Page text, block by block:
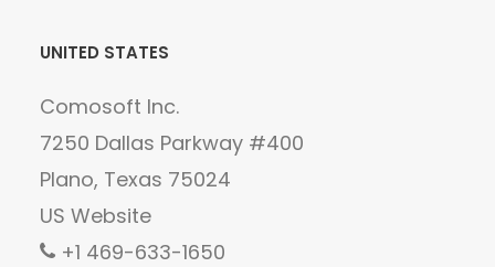
UNITED STATES
Comosoft Inc.
7250 Dallas Parkway #400
Plano, Texas 75024
US Website
+1 469-633-1650